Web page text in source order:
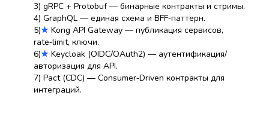
3) gRPC + Protobuf — бинарные контракты и стримы.
4) GraphQL — единая схема и BFF‑паттерн.
5)★ Kong API Gateway — публикация сервисов,
rate‑limit, ключи.
6)★ Keycloak (OIDC/OAuth2) — аутентификация/
авторизация для API.
7) Pact (CDC) — Consumer‑Driven контракты для
интеграций.